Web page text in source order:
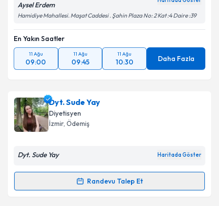
Takvim Talebini Gönder
Aysel Erdem
Hamidiye Mahallesi. Maşat Caddesi . Şahin Plaza No: 2 Kat :4 Daire :39
En Yakın Saatler
11 Ağu
09:00
11 Ağu
09:45
11 Ağu
10:30 Daha Fazla
Dyt. Sude Yay
Diyetisyen
İzmir, Ödemiş
Dyt. Sude Yay Haritada Göster
Randevu Talep Et
Randevu Takvimi Talebi